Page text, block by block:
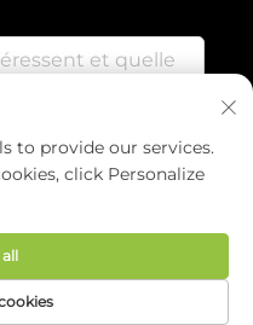
FITNESS CO.,
to provide our services.
click Personalize